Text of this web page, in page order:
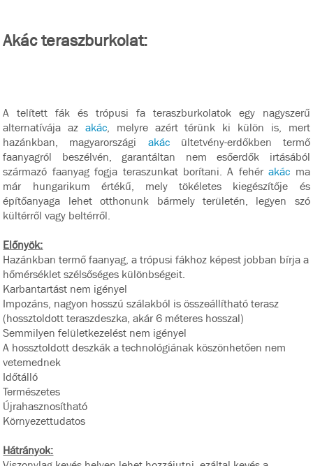
Akác teraszburkolat:
A telített fák és trópusi fa teraszburkolatok egy nagyszerű
alternatívája azakác, melyre azért térünk ki külön is, mert
hazánkban, magyarországi akácültetvény-erdőkben termő
faanyagról beszélvén, garantáltan nem esőerdők irtásából
származó faanyag fogja teraszunkat borítani. A fehérakác ma
már hungarikum értékű, mely tökéletes kiegészítője és
építőanyaga lehet otthonunk bármely területén, legyen szó
kültérről vagy beltérről.
Előnyök:
Hazánkban termő faanyag, a trópusi fákhoz képest jobban bírja a
hőmérséklet szélsőséges különbségeit.
Karbantartást nem igényel
Impozáns, nagyon hosszú szálakból is összeállítható terasz
(hossztoldott teraszdeszka, akár 6 méteres hosszal)
Semmilyen felületkezelést nem igényel
A hossztoldott deszkák a technológiának köszönhetően nem
vetemednek
Időtálló
Természetes
Újrahasznosítható
Környezettudatos
Hátrányok: